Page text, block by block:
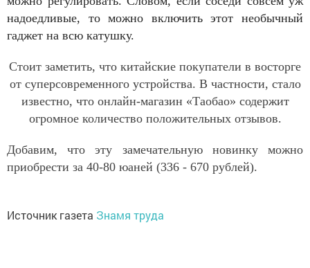
надоедливые, то можно включить этот необычный
гаджет на всю катушку.
Стоит заметить, что китайские покупатели в восторге
от суперсовременного устройства. В частности, стало
известно, что онлайн-магазин «Таобао» содержит
огромное количество положительных отзывов.
Добавим, что эту замечательную новинку можно
приобрести за 40-80 юаней (336 - 670 рублей).
Источник газета Знамя труда